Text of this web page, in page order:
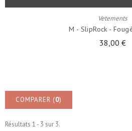
Vetements
M - SlipRock -
38,00 €
COMPARER (0)
Résultats 1 - 3 sur 3.